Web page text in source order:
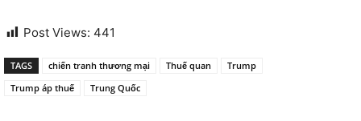
Post Views: 441
TAGS chiến tranh thương mại Thuế quan
Trump
Trump áp thuế
Trung Quốc